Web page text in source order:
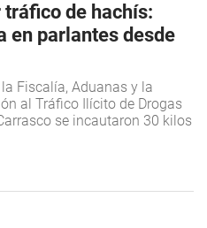
de hachís:
en parlantes desde
Fiscalía, Aduanas y la
al Tráfico Ilícito de Drogas
se incautaron 30 kilos